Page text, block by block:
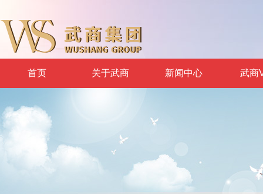
首页 关于武商 新闻中心 武商